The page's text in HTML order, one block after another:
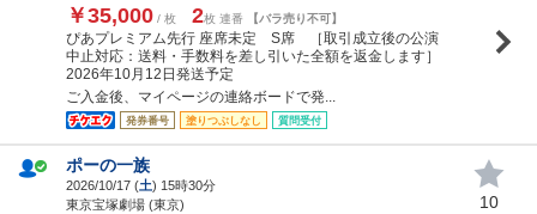
￥35,000 / 枚 2枚 連番 【バラ売り不可】
ぴあプレミアム先行 座席未定 S席 ［取引成立後の公演
中止対応：送料・手数料を差し引いた全額を返金します］
2026年10月12日発送予定
ご入金後、マイページの連絡ボードで発...
発券番号 塗りつぶしなし 質問受付
ポーの一族
2026/10/17 (土) 15時30分
東京宝塚劇場 (東京)
10